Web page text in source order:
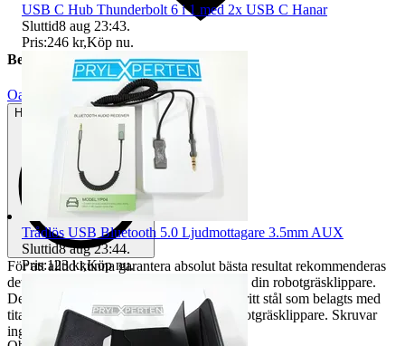
Beskrivning
Oanvänt
Helt ny och aldrig använd
För att alltid kunna garantera absolut bästa resultat rekommenderas
det att du regelbundet byter ut knivarna på din robotgräsklippare.
Dessa hållbara knivar är tillverkade i rostfritt stål som belagts med
titan och de passar till Worx Landroid robotgräsklippare. Skruvar
ingår.
USB C Hub Thunderbolt 6 i 1 med 2x USB C Hanar
Sluttid8 aug 23:43.
Pris:246 kr,Köp nu.
Trådlös USB Bluetooth 5.0 Ljudmottagare 3.5mm AUX
Sluttid8 aug 23:44.
Pris:123 kr,Köp nu.